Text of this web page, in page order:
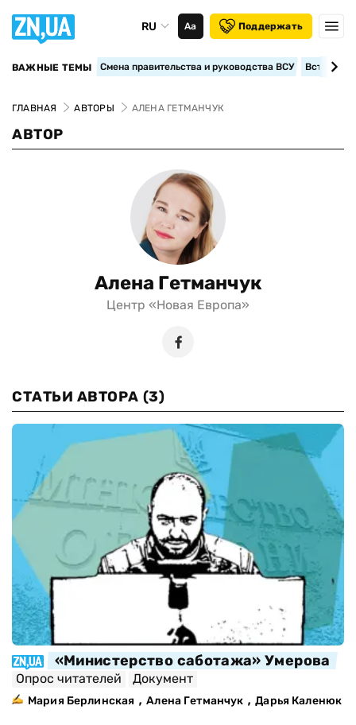
RU Аа Поддержать
ВАЖНЫЕ ТЕМЫ Смена правительства и руководства ВСУ
ГЛАВНАЯ АВТОРЫ АЛЕНА ГЕТМАНЧУК
АВТОР
Алена Гетманчук
Центр «Новая Европа»
СТАТЬИ АВТОРА (3)
«Министерство саботажа» Умерова
Опрос читателей Документ
Мария Берлинская ,Алена Гетманчук ,Дарья Каленюк